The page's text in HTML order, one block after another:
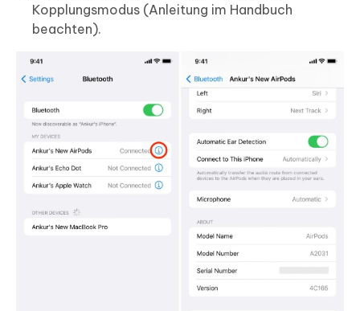
Kopplungsmodus (Anleitung im Handbuch
beachten).